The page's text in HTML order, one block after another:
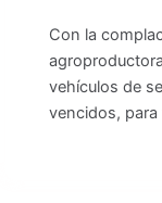
Con la
vehículos de
vencidos,